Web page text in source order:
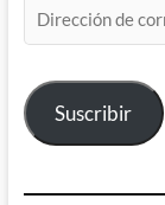
de
electrónico
Suscribir